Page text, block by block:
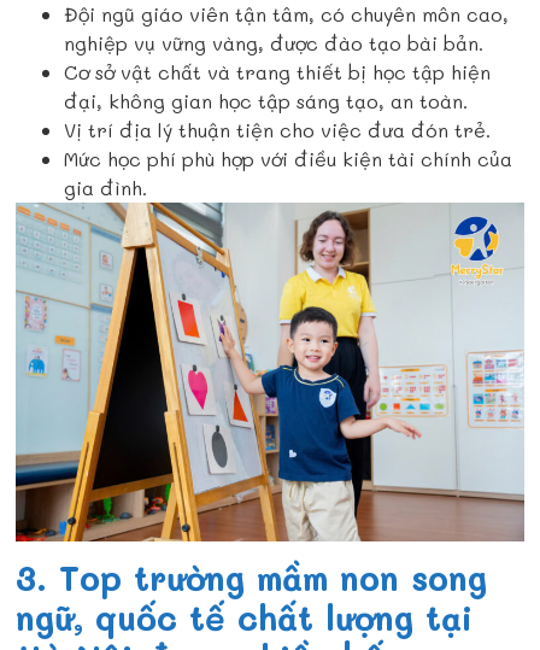
Đội ngũ giáo viên tận tâm, có chuyên môn cao,
nghiệp vụ vững vàng, được đào tạo bài bản.
Cơ sở vật chất và trang thiết bị học tập hiện
đại, không gian học tập sáng tạo, an toàn.
Vị trí địa lý thuận tiện cho việc đưa đón trẻ.
Mức học phí phù hợp với điều kiện tài chính của
gia đình.
3. Top trường mầm non song
ngữ, quốc tế chất lượng tại